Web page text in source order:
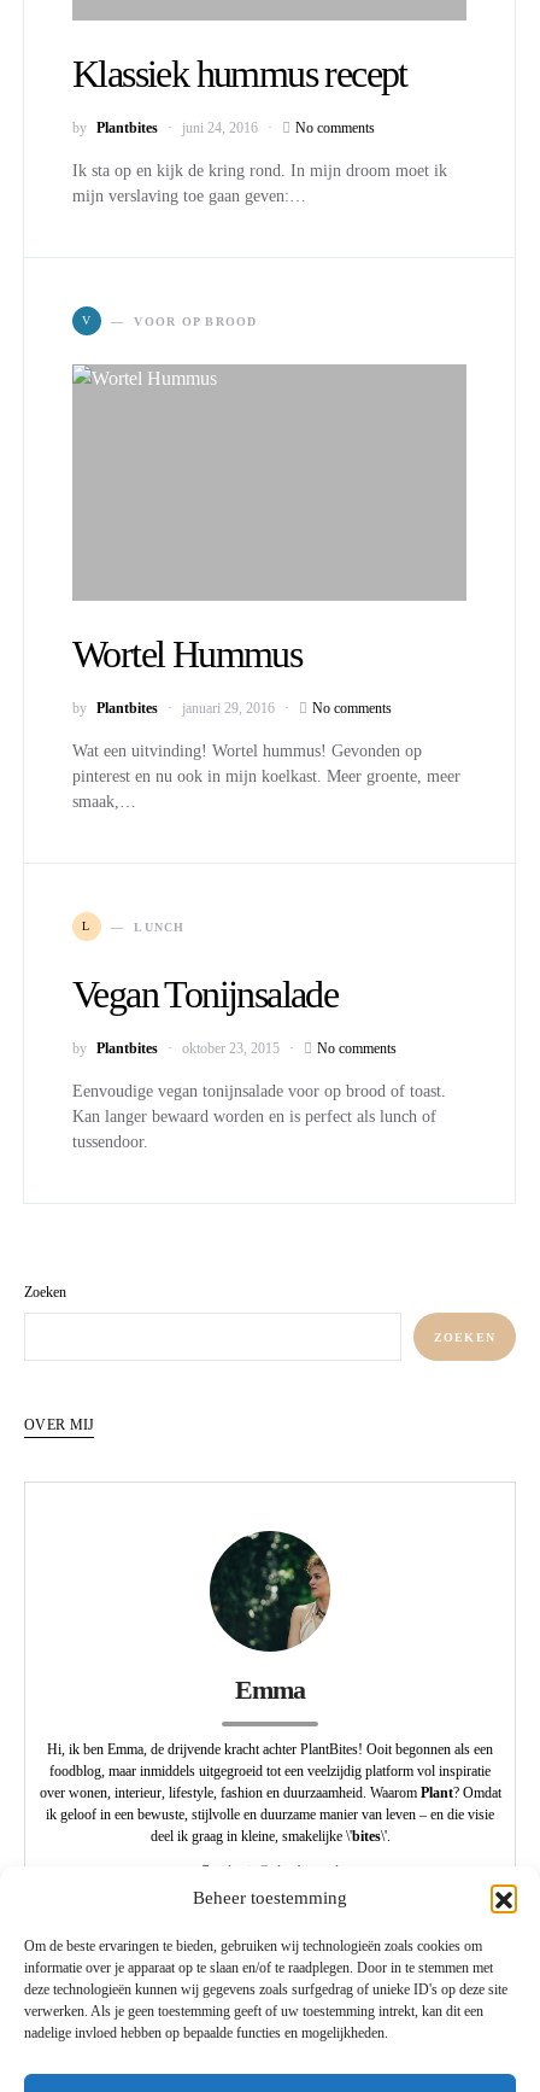
Beheer toestemming
Om de beste ervaringen te bieden, gebruiken wij technologieën zoals cookies om
informatie over je apparaat op te slaan en/of te raadplegen. Door in te stemmen met
deze technologieën kunnen wij gegevens zoals surfgedrag of unieke ID's op deze site
verwerken. Als je geen toestemming geeft of uw toestemming intrekt, kan dit een
nadelige invloed hebben op bepaalde functies en mogelijkheden.
Klassiek hummus recept
by Plantbites juni 24, 2016 No comments
Ik sta op en kijk de kring rond. In mijn droom moet ik
mijn verslaving toe gaan geven:…
V VOOR OP BROOD
Wortel Hummus
by Plantbites januari 29, 2016 No comments
Wat een uitvinding! Wortel hummus! Gevonden op
pinterest en nu ook in mijn koelkast. Meer groente, meer
smaak,…
L LUNCH
Vegan Tonijnsalade
by Plantbites oktober 23, 2015 No comments
Eenvoudige vegan tonijnsalade voor op brood of toast.
Kan langer bewaard worden en is perfect als lunch of
tussendoor.
Zoeken
ZOEKEN
OVER MIJ
Emma
Hi, ik ben Emma, de drijvende kracht achter PlantBites! Ooit begonnen als een
foodblog, maar inmiddels uitgegroeid tot een veelzijdig platform vol inspiratie
over wonen, interieur, lifestyle, fashion en duurzaamheid. Waarom Plant? Omdat
ik geloof in een bewuste, stijlvolle en duurzame manier van leven – en die visie
deel ik graag in kleine, smakelijke \'bites\'.
redactie@plantbites.nl